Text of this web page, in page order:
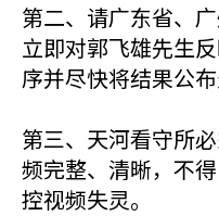
第二、请广东省、
立即对郭飞雄先生
序并尽快将结果公布
第三、天河看守所
频完整、清晰，不
控视频失灵。